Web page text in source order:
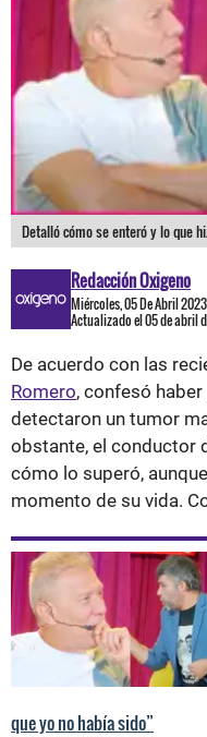
Detalló cómo se enteró y lo que
Redacción Oxigeno
Miércoles, 05 De Abril
Actualizado el 05 de abril
De acuerdo con las
Romero, confesó
detectaron un tumor
obstante, el conductor
cómo lo superó,
momento de su vida.
que yo no había sido”